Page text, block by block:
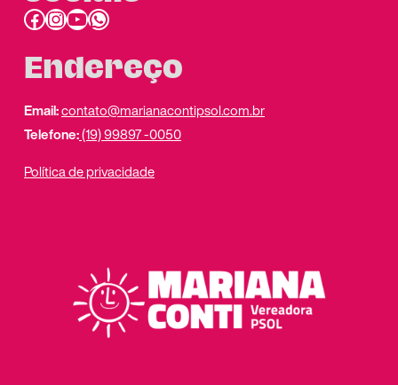
Facebook InstagramYoutube link do whatsapp
Endereço
Email:contato@marianacontipsol.com.br
Telefone:(19) 99897 -0050
Política de privacidade